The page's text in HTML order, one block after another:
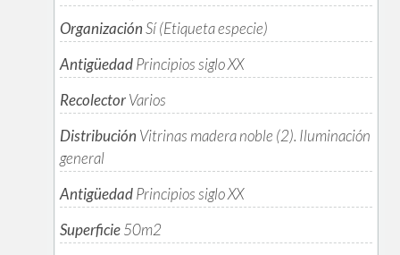
OrganizaciónSí (Etiqueta especie)
AntigüedadPrincipios siglo XX
RecolectorVarios
Distribución Vitrinas madera noble (2). Iluminación
general
AntigüedadPrincipios siglo XX
Superficie50m2